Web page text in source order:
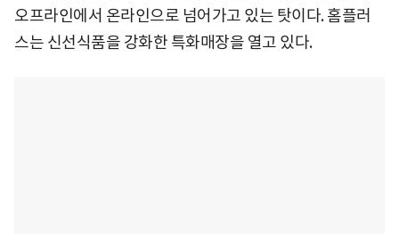
오프라인에서 온라인으로 넘어가고 있는 탓이다. 홈플러
스는 신선식품을 강화한 특화매장을 열고 있다.